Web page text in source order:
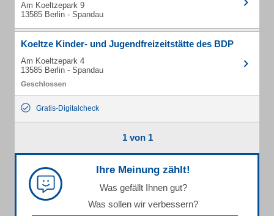
Am Koeltzepark 9
13585 Berlin - Spandau
Koeltze Kinder- und Jugendfreizeitstätte des BDP
Am Koeltzepark 4
13585 Berlin - Spandau
Gratis-Digitalcheck
1 von 1
Ihre Meinung zählt!
Was gefällt Ihnen gut?
Was sollen wir verbessern?